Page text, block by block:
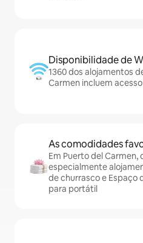
Disponibilidade de
1360 dos alojamentos
Carmen incluem acesso
As comodidades
Em Puerto del Carmen,
especialmente
de churrasco e Espaço
para portátil